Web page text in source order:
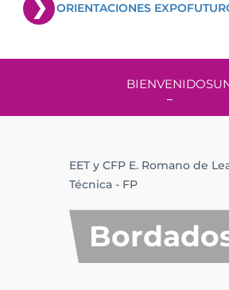
ORIENTACIONES
BIENVENIDOS
EET y CFP E. Romano de
Técnica - FP